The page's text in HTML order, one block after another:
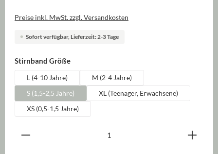
Preise inkl. MwSt. zzgl. Versandkosten
Sofort verfügbar, Lieferzeit: 2-3 Tage
Stirnband Größeauswählen
L (4-10 Jahre)
M (2-4 Jahre)
S (1,5-2,5 Jahre)
XL (Teenager, Erwachsene)
XS (0,5-1,5 Jahre)
Produkt Anzahl: Gib den gewünschten Wert ein